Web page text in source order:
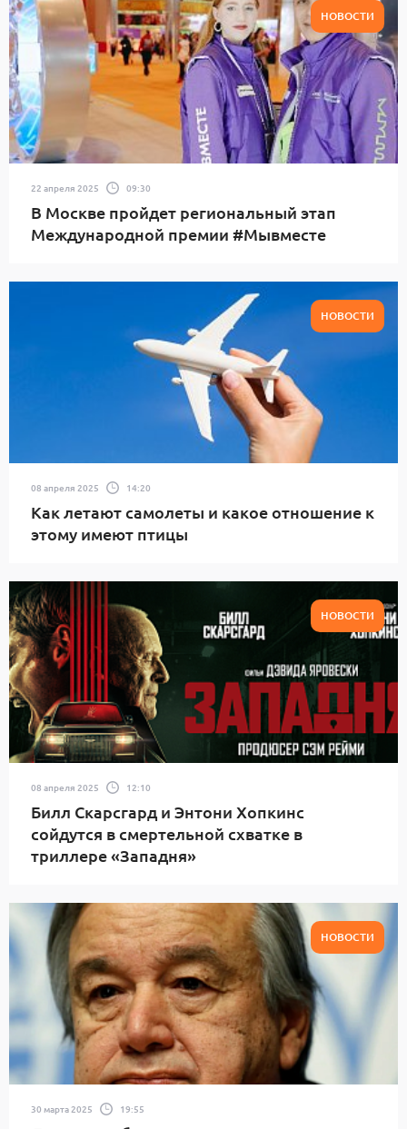
НОВОСТИ
22 апреля 2025 09:30
В Москве пройдет региональный этап
Международной премии #Мывместе
НОВОСТИ
08 апреля 2025 14:20
Как летают самолеты и какое отношение к
этому имеют птицы
НОВОСТИ
08 апреля 2025 12:10
Билл Скарсгард и Энтони Хопкинс
сойдутся в смертельной схватке в
триллере «Западня»
НОВОСТИ
30 марта 2025 19:55